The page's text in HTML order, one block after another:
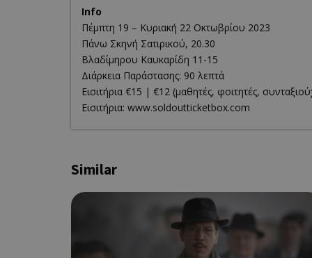
Info
Πέμπτη 19 – Κυριακή 22 Οκτωβρίου 2023
Πάνω Σκηνή Σατιρικού, 20.30
Βλαδίμηρου Καυκαρίδη 11-15
Διάρκεια Παράστασης: 90 λεπτά
Εισιτήρια €15 | €12 (μαθητές, φοιτητές,
Εισιτήρια: www.soldoutticketbox.com
Similar
G_ENABLED_IDPS